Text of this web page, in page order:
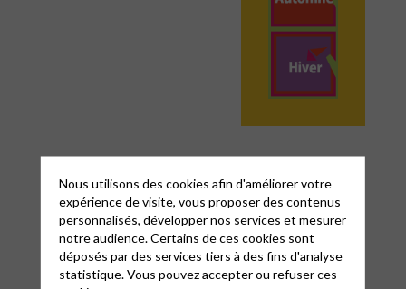
Nous utilisons des cookies afin d'améliorer votre
expérience de visite, vous proposer des contenus
personnalisés, développer nos services et mesurer
notre audience. Certains de ces cookies sont
déposés par des services tiers à des fins d'analyse
statistique. Vous pouvez accepter ou refuser ces